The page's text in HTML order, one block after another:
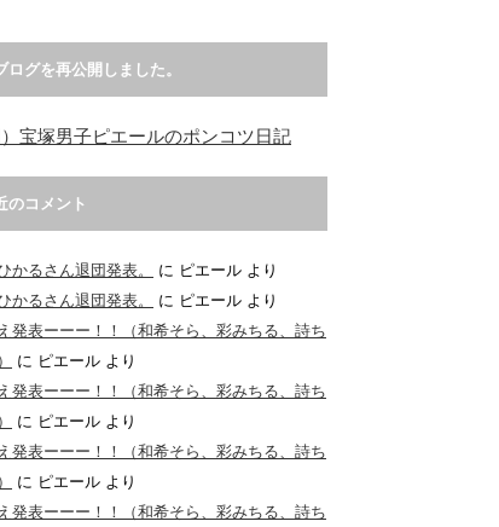
ログを再公開しました。
）宝塚男子ピエールのポンコツ日記
のコメント
かるさん退団発表。 に ピエール より
かるさん退団発表。
に ピエール より
発表ーーー！！（和希そら、彩みちる、詩ち
に ピエール より
発表ーーー！！（和希そら、彩みちる、詩ち
に ピエール より
発表ーーー！！（和希そら、彩みちる、詩ち
に ピエール より
発表ーーー！！（和希そら、彩みちる、詩ち